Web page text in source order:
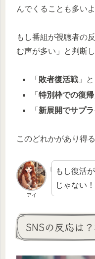
んでくることも多いよ
もし番組が視聴者の
む声が多い」と判断
「 敗者復活戦」
「特別枠での復帰
「 新展開でサプ
このどれかがあり得
アイ
もし復活
じゃない
SNSの反応は